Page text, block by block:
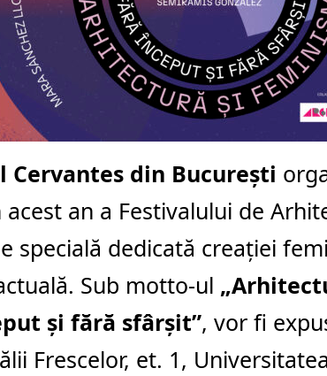
din București
an a Festivalului de
specială dedicată creației
Sub motto-ul
și fără sfârșit”, vor fi
Frescelor, et. 1,